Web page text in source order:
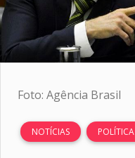
Foto: Agência Brasil
NOTÍCIAS POLÍTICA